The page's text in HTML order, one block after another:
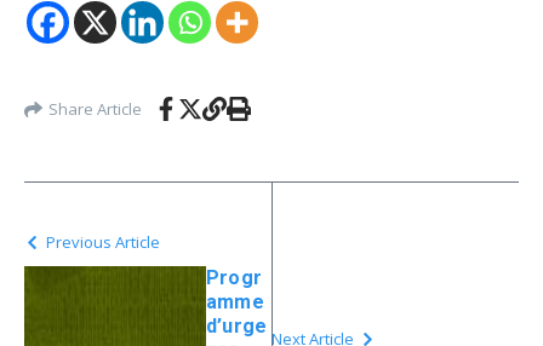
Share Article
Previous Article
Progr
amme
d’urge
Next Article